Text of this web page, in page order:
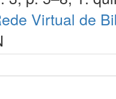
Virtual de